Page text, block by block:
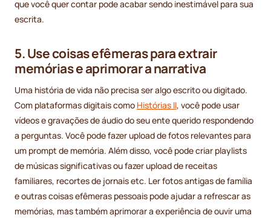
que você quer contar pode acabar sendo inestimável para sua
escrita.
5. Use coisas efêmeras para extrair
memórias e aprimorar a narrativa
Uma história de vida não precisa ser algo escrito ou digitado.
Com plataformas digitais como Histórias II, você pode usar
vídeos e gravações de áudio do seu ente querido respondendo
a perguntas. Você pode fazer upload de fotos relevantes para
um prompt de memória. Além disso, você pode criar playlists
de músicas significativas ou fazer upload de receitas
familiares, recortes de jornais etc. Ler fotos antigas de família
e outras coisas efêmeras pessoais pode ajudar a refrescar as
memórias, mas também aprimorar a experiência de ouvir uma